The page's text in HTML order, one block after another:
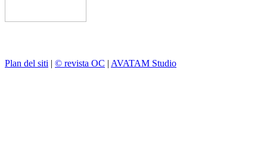
Plan del siti | © revista OC | AVATAM Studio